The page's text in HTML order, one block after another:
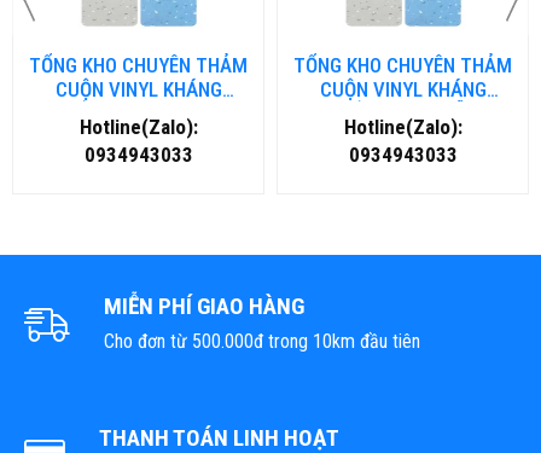
TỔNG KHO CHUYÊN THẢM
CUỘN VINYL KHÁNG
KHUẨN TẠI NHA TRANG
Hotline(Zalo):
0934943033
TỔNG KHO CHUYÊN THẢM
CUỘN VINYL KHÁNG
KHUẨN TẠI ĐÀ NẴNG
Hotline(Zalo):
0934943033
MIỄN PHÍ GIAO HÀNG
Cho đơn từ 500.000đ trong 10km đầu tiên
THANH TOÁN LINH HOẠT